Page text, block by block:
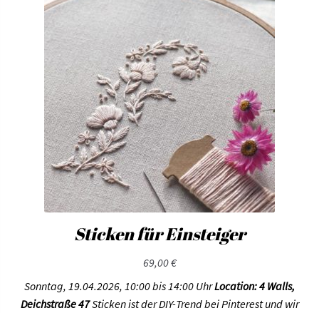
Sticken für Einsteiger
69,00€
Sonntag, 19.04.2026, 10:00 bis 14:00 UhrLocation: 4 Walls,
Deichstraße 47Sticken ist der DIY-Trend bei Pinterest und wir